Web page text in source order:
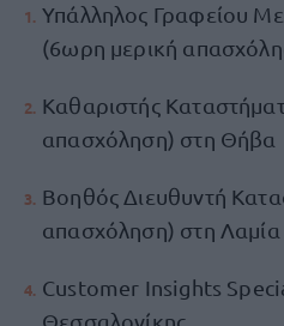
Υπάλληλος Γραφείου
(6ωρη μερική
Καθαριστής
απασχόληση) στη Θήβα
Βοηθός Διευθυντή
απασχόληση) στη Λαμία
Customer Insights
Θεσσαλονίκης